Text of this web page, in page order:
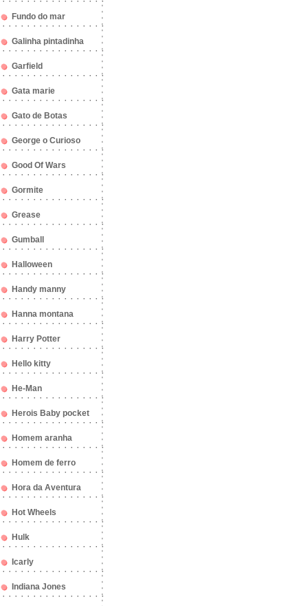
Fundo do mar
Galinha pintadinha
Garfield
Gata marie
Gato de Botas
George o Curioso
Good Of Wars
Gormite
Grease
Gumball
Halloween
Handy manny
Hanna montana
Harry Potter
Hello kitty
He-Man
Herois Baby pocket
Homem aranha
Homem de ferro
Hora da Aventura
Hot Wheels
Hulk
Icarly
Indiana Jones